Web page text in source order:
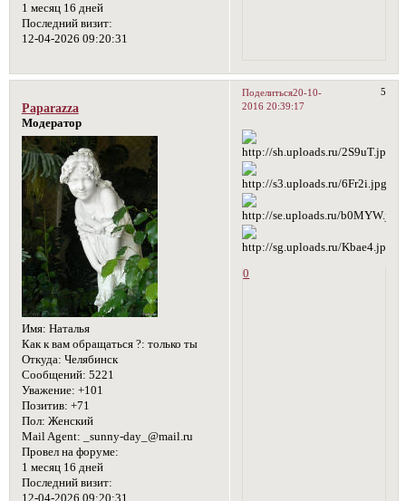
1 месяц 16 дней
Последний визит:
12-04-2026 09:20:31
Поделиться 5
20-10-
2016 20:39:17
Paparazza
Модератор
Имя: Наталья
Как к вам обращаться ?: только ты
Откуда: Челябинск
Сообщений: 5221
Уважение: +101
Позитив: +71
Пол: Женский
Mail Agent: _sunny-day_@mail.ru
Провел на форуме:
1 месяц 16 дней
Последний визит:
0